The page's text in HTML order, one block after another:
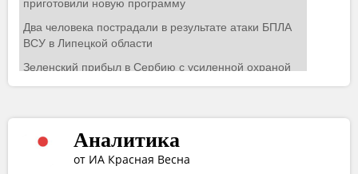
Аналитика
от ИА Красная Весна